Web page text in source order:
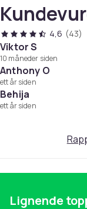
I tillegg til kule
funksjoner; et
forbedrer
ekstra tykk
sklir rundt på
og enkel å holde
musematten
og lysmoduser
Materialer:
4,6 (43)
Viktor S
10 måneder siden
Anthony O
ett år siden
Behija
ett år siden
Lignende